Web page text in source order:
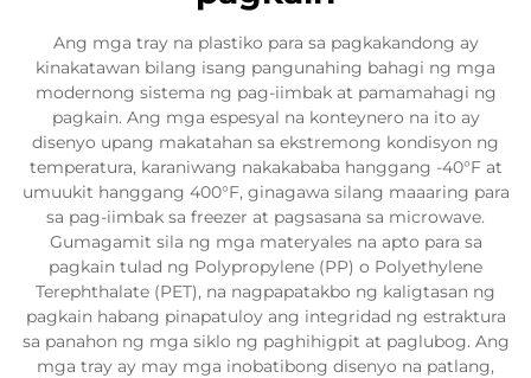
Ang mga tray na plastiko para sa pagkakandong ay
kinakatawan bilang isang pangunahing bahagi ng mga
modernong sistema ng pag-iimbak at pamamahagi ng
pagkain. Ang mga espesyal na konteynero na ito ay
disenyo upang makatahan sa ekstremong kondisyon ng
temperatura, karaniwang nakakababa hanggang -40°F at
umuukit hanggang 400°F, ginagawa silang maaaring para
sa pag-iimbak sa freezer at pagsasana sa microwave.
Gumagamit sila ng mga materyales na apto para sa
pagkain tulad ng Polypropylene (PP) o Polyethylene
Terephthalate (PET), na nagpapatakbo ng kaligtasan ng
pagkain habang pinapatuloy ang integridad ng estraktura
sa panahon ng mga siklo ng paghihigpit at paglubog. Ang
mga tray ay may mga inobatibong disenyo na patlang,